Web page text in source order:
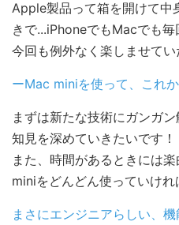
Apple製品って箱を開けて中
きで...iPhoneでもMacでも毎
今回も例外なく楽しませてい
ーMac miniを使って、これ
まずは新たな技術にガンガ
知見を深めていきたいです！
また、時間があるときには
miniをどんどん使っていけれ
まさにエンジニアらしい、